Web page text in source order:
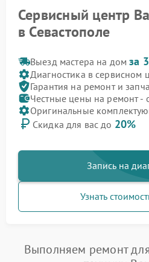
Сервисный центр
в Севастополе
Выезд мастера на домза
Диагностика в сервисном
Гарантия на ремонт и
Честные цены на ремонт -
Оригинальные
Скидка для вас до 20%
Запись на
Узнать
Выполняем ремонт